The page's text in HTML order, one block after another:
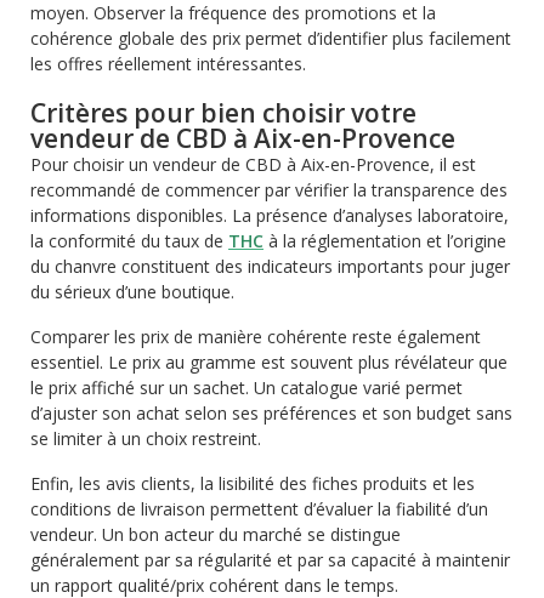
moyen. Observer la fréquence des promotions et la
cohérence globale des prix permet d’identifier plus facilement
les offres réellement intéressantes.
Critères pour bien choisir votre
vendeur de CBD à Aix-en-Provence
Pour choisir un vendeur de CBD à Aix-en-Provence, il est
recommandé de commencer par vérifier la transparence des
informations disponibles. La présence d’analyses laboratoire,
la conformité du taux de THC à la réglementation et l’origine
du chanvre constituent des indicateurs importants pour juger
du sérieux d’une boutique.
Comparer les prix de manière cohérente reste également
essentiel. Le prix au gramme est souvent plus révélateur que
le prix affiché sur un sachet. Un catalogue varié permet
d’ajuster son achat selon ses préférences et son budget sans
se limiter à un choix restreint.
Enfin, les avis clients, la lisibilité des fiches produits et les
conditions de livraison permettent d’évaluer la fiabilité d’un
vendeur. Un bon acteur du marché se distingue
généralement par sa régularité et par sa capacité à maintenir
un rapport qualité/prix cohérent dans le temps.